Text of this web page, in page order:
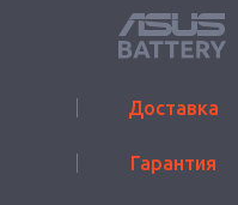
Доставка
Гарантия